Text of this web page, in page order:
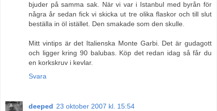
bjuder på samma sak. När vi var i Istanbul med byrån för
några år sedan fick vi skicka ut tre olika flaskor och till slut
beställa in öl istället. Den smakade som den skulle.
Mitt vintips är det Italienska Monte Garbi. Det är gudagott
och ligger kring 90 balubas. Köp det redan idag så får du
en korkskruv i kevlar.
Svara
deeped 23 oktober 2007 kl. 15:54